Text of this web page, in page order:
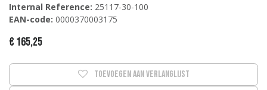
Internal Reference: 25117-30-100
EAN-code: 0000370003175
€ 165,25
Toevoegen aan verlanglijst